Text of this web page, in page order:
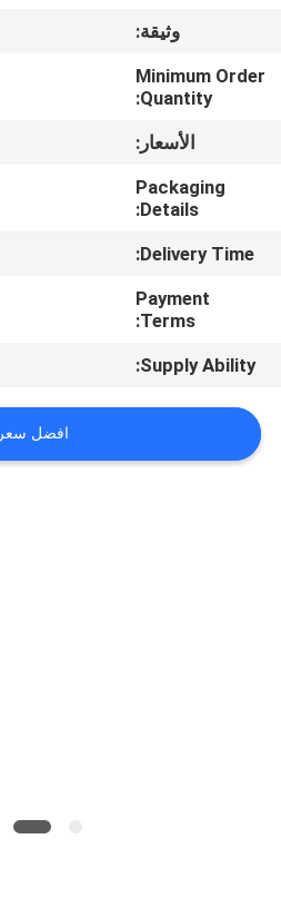
المصنع
مراقبة
الجودة
اتصل
أخبار
اطلب
وثيقة:
Minimum Order
Quantity:
الأسعار:
Packaging
Details:
Delivery Time:
Payment
Terms:
Supply Ability:
افضل سعر